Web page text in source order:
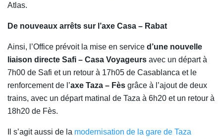
Atlas.
De nouveaux arrêts sur l’axe Casa – Rabat
Ainsi, l’Office prévoit la mise en service d’une nouvelle
liaison directe Safi – Casa Voyageurs avec un départ à
7h00 de Safi et un retour à 17h05 de Casablanca et le
renforcement de l’axe Taza – Fès grâce à l’ajout de deux
trains, avec un départ matinal de Taza à 6h20 et un retour à
18h20 de Fès.
Il s’agit aussi de la modernisation de la gare de Taza